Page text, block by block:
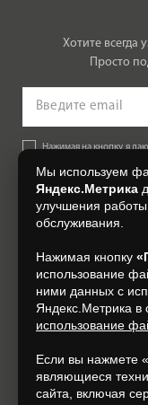
Хотите всегда
Просто
Нажимая на кнопку, я
Согласии на обработку
+7
Мы используем
Яндекс.Метрика
улучшения
обслуживания.
Нажимая кнопку
использование
ними данных с
Яндекс.Метрика в
использование
Если вы нажмете
являющиеся
сайта, включая